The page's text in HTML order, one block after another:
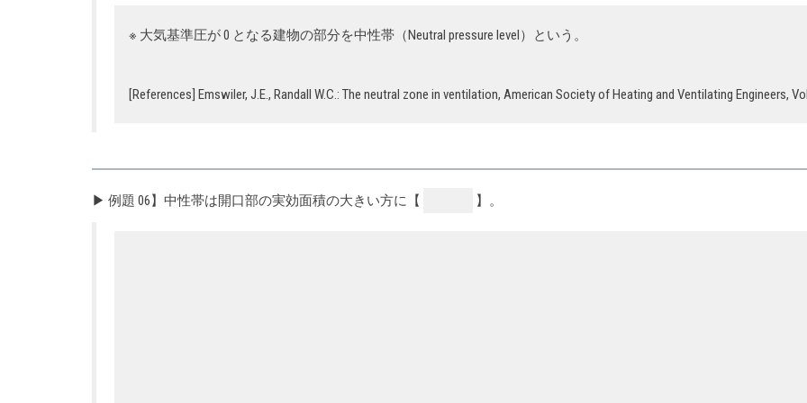
※ 大気基準圧が 0 となる建物の部分を中性帯（Neutral pressure level）という。
[References] Emswiler, J.E., Randall W.C.: The neutral zone in ventilation, American Society of Heating and Ventilating Engineers,
▶ 例題 06】中性帯は開口部の実効面積の大きい方に【 】。